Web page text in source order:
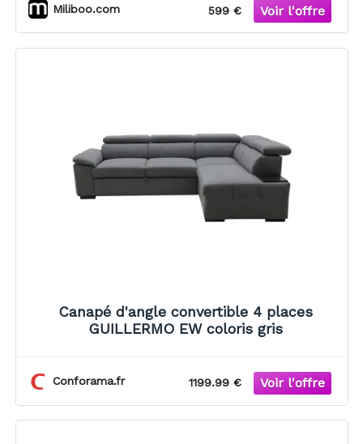
Miliboo.com 599 €
Canapé d'angle convertible 4 places
GUILLERMO EW coloris gris
Conforama.fr 1199.99 €